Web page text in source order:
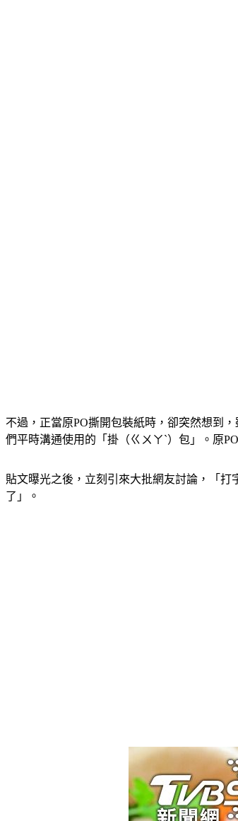
不過，正當原PO撕開包裝紙時，卻突然想到
們平時溝通使用的「掛（ㄍㄨㄚˋ）包」。原
貼文曝光之後，立刻引來大批網友討論，「打
了」。